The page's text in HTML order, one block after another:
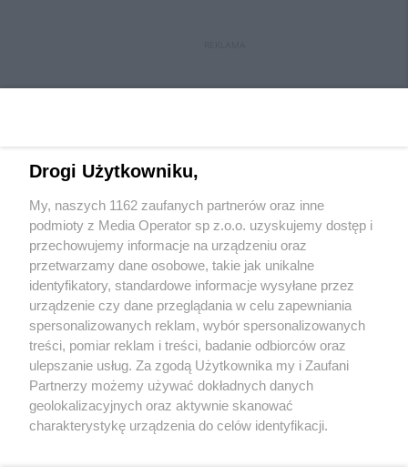
Wydawca mediówlokalnych
Nie zapomnij
zapoznać się z:
polityką prywatności regulamin korzystania z portali
Twojemiasto
Piekary Śląskie
Chorzów
Tarnowskie Góry
Skontakuj sięz nami
Kontakt
Wydawca
Redakcja
Drogi Użytkowniku,
My, naszych 1162 zaufanych partnerów oraz inne
podmioty z Media Operator sp z.o.o. uzyskujemy dostęp i
przechowujemy informacje na urządzeniu oraz
przetwarzamy dane osobowe, takie jak unikalne
identyfikatory, standardowe informacje wysyłane przez
urządzenie czy dane przeglądania w celu zapewniania
spersonalizowanych reklam, wybór spersonalizowanych
treści, pomiar reklam i treści, badanie odbiorców oraz
ulepszanie usług. Za zgodą Użytkownika my i Zaufani
Partnerzy możemy używać dokładnych danych
geolokalizacyjnych oraz aktywnie skanować
charakterystykę urządzenia do celów identyfikacji.